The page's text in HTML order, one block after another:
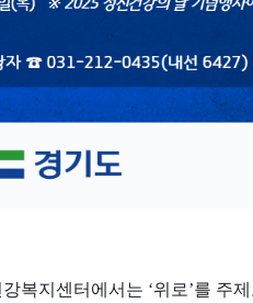
복지센터에서는 ‘위로’를 주